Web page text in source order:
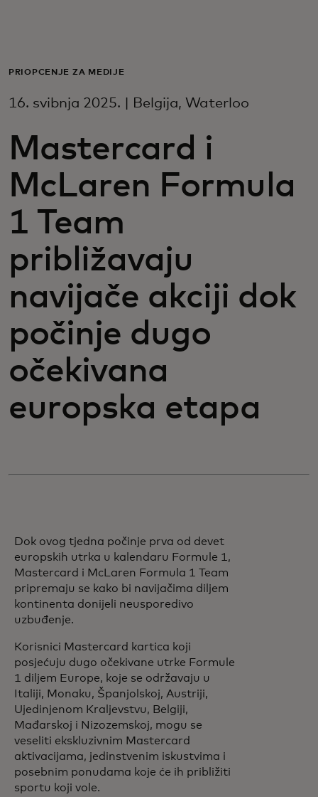
Za poslovanje
Za inovatore
Novosti i trendovi
PRIOPĆENJE ZA MEDIJE
16. svibnja 2025. | Belgija, Waterloo
Mastercard i
McLaren Formula
1 Team
približavaju
navijače akciji dok
počinje dugo
očekivana
europska etapa
Dok ovog tjedna počinje prva od devet
europskih utrka u kalendaru Formule 1,
Mastercard i McLaren Formula 1 Team
pripremaju se kako bi navijačima diljem
kontinenta donijeli neusporedivo
uzbuđenje.
Korisnici Mastercard kartica koji
posjećuju dugo očekivane utrke Formule
1 diljem Europe, koje se održavaju u
Italiji, Monaku, Španjolskoj, Austriji,
Ujedinjenom Kraljevstvu, Belgiji,
Mađarskoj i Nizozemskoj, mogu se
veseliti ekskluzivnim Mastercard
aktivacijama, jedinstvenim iskustvima i
posebnim ponudama koje će ih približiti
sportu koji vole.